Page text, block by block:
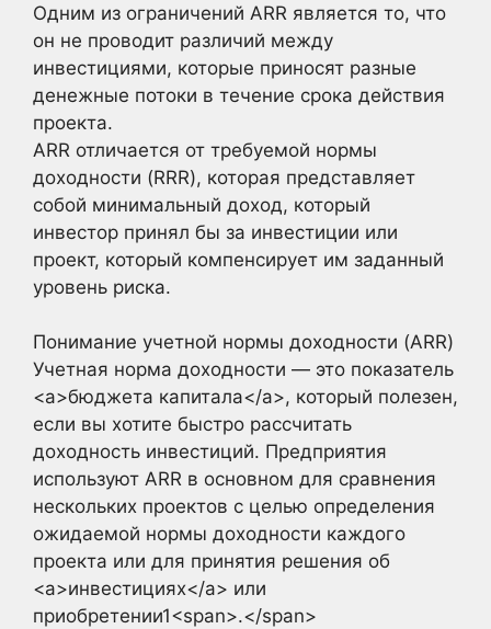
Одним из ограничений ARR является то, что
он не проводит различий между
инвестициями, которые приносят разные
денежные потоки в течение срока действия
проекта.
ARR отличается от требуемой нормы
доходности (RRR), которая представляет
собой минимальный доход, который
инвестор принял бы за инвестиции или
проект, который компенсирует им заданный
уровень риска.
Понимание учетной нормы доходности (ARR)
Учетная норма доходности — это показатель
<a>бюджета капитала</a>, который полезен,
если вы хотите быстро рассчитать
доходность инвестиций. Предприятия
используют ARR в основном для сравнения
нескольких проектов с целью определения
ожидаемой нормы доходности каждого
проекта или для принятия решения об
<a>инвестициях</a> или
приобретении1<span>.</span>